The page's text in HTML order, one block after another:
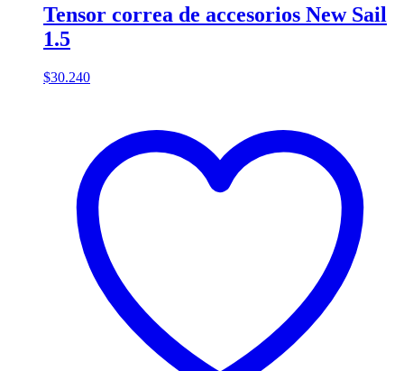
Tensor correa de accesorios New Sail
1.5
$30.240